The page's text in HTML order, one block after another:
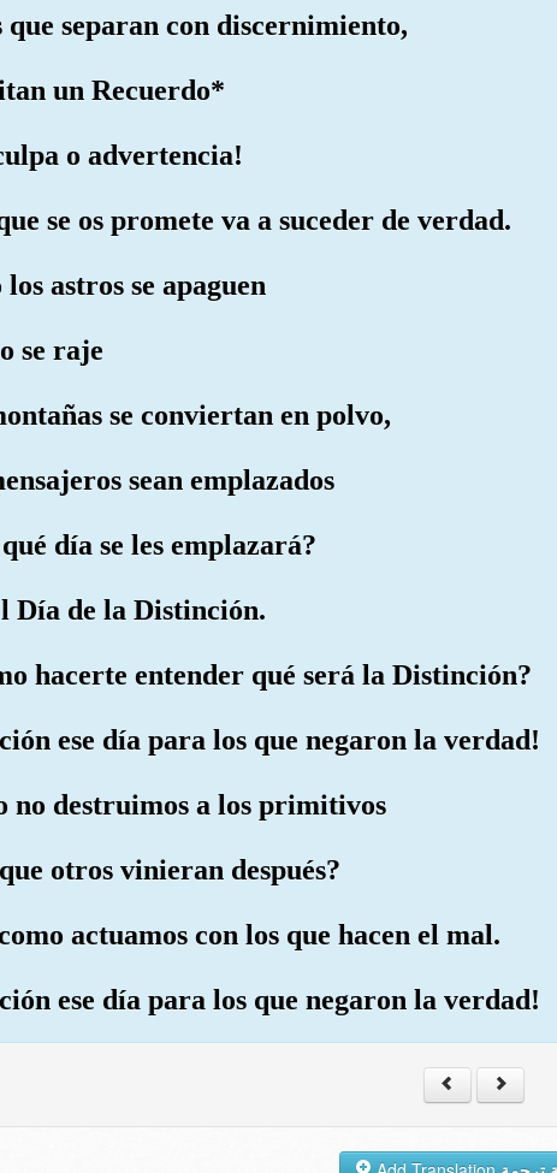
que separan con discernimiento,
un Recuerdo*
o advertencia!
se os promete va a suceder de verdad.
astros se apaguen
se raje
se conviertan en polvo,
sean emplazados
día se les emplazará?
Día de la Distinción.
hacerte entender qué será la Distinción?
ese día para los que negaron la verdad!
no destruimos a los primitivos
otros vinieran después?
actuamos con los que hacen el mal.
ese día para los que negaron la verdad!